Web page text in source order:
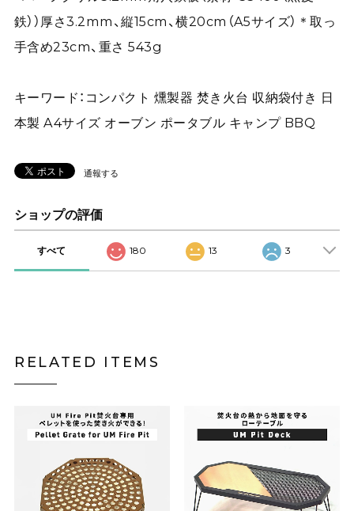
鉄））厚さ3.2mm、縦15cm、横20cm（A5サイズ）＊取っ
手含め23cm、重さ 543g
キーワード：コンパクト 燻製器 焚き火台 収納袋付き 日
本製 A4サイズ オーブン ポータブル キャンプ BBQ
通報する
ショップの評価
すべて 180 13 3
RELATED ITEMS